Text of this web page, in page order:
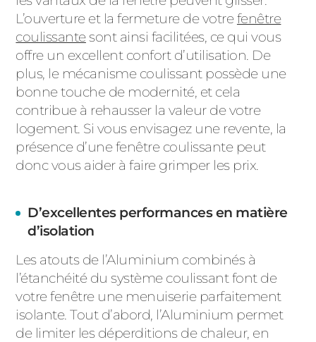
L’ouverture et la fermeture de votrefenêtre
coulissantesont ainsi facilitées, ce qui vous
offre un excellent confort d’utilisation. De
plus, le mécanisme coulissant possède une
bonne touche de modernité, et cela
contribue à rehausser la valeur de votre
logement. Si vous envisagez une revente, la
présence d’une fenêtre coulissante peut
donc vous aider à faire grimper les prix.
D’excellentes performances en matière
d’isolation
Les atouts de l’Aluminium combinés à
l’étanchéité du système coulissant font de
votre fenêtre une menuiserie parfaitement
isolante. Tout d’abord, l’Aluminium permet
de limiter les déperditions de chaleur, en